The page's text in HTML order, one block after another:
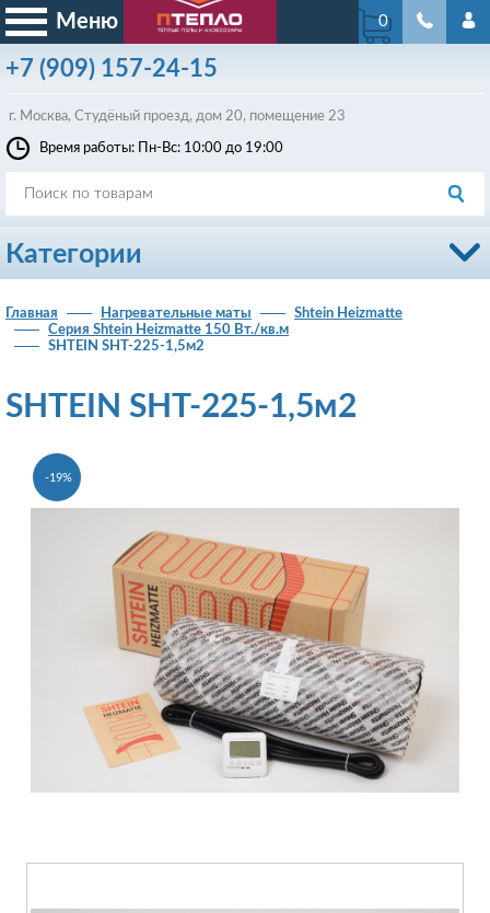
Меню
+7 (909) 157-24-15
г. Москва, Студёный проезд, дом 20, помещение 23
0
Время работы: Пн-Вс: 10:00 до 19:00
Категории
Главная Нагревательные маты
Shtein Heizmatte
Серия Shtein Heizmatte 150 Вт./кв.м
SHTEIN SHT-225-1,5м2
SHTEIN SHT-225-1,5м2
-19%